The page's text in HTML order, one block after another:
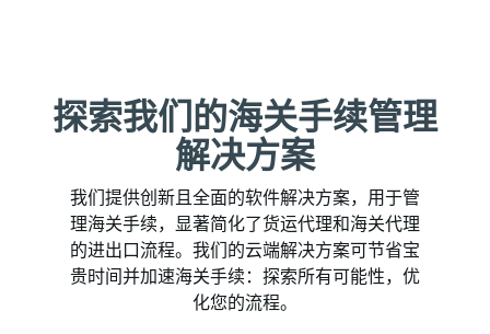
探索我们的海关手续管理
解决方案
我们提供创新且全面的软件解决方案，用于管
理海关手续，显著简化了货运代理和海关代理
的进出口流程。我们的云端解决方案可节省宝
贵时间并加速海关手续：探索所有可能性，优
化您的流程。